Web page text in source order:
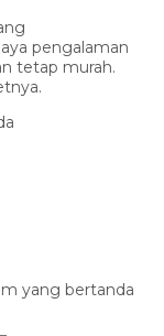
pengalaman
tetap murah.
yang bertanda